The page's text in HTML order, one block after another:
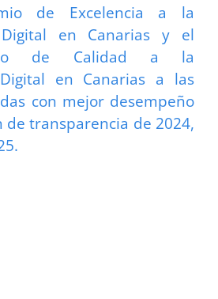
de Excelencia a la
Digital en Canarias y el
de Calidad a la
en Canarias a las
con mejor desempeño
de transparencia de 2024,